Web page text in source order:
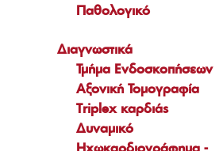
Παθολογικό
Διαγνωστικά
Τμήμα Ενδοσκοπήσεων
Αξονική Τομογραφία
Triplex καρδιάς
Δυναμικό